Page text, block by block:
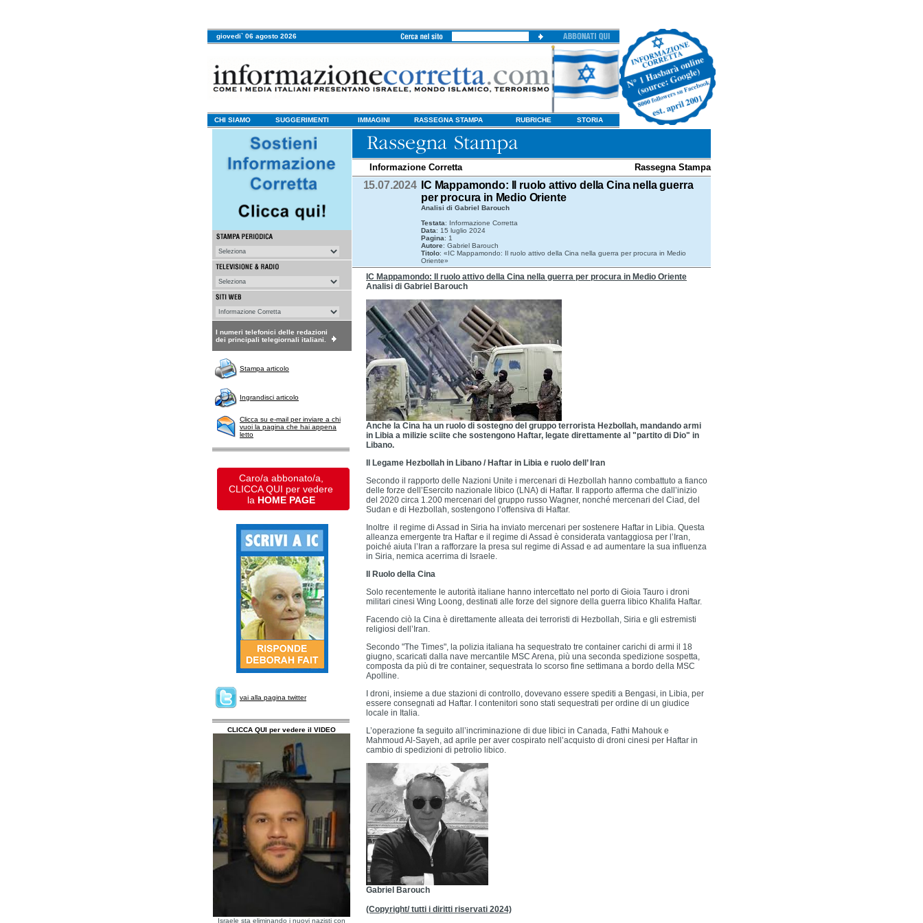
giovedi` 06 agosto 2026
CHI SIAMO SUGGERIMENTI IMMAGINI RASSEGNA STAMPA RUBRICHE STORIA
I numeri telefonici delle redazioni
dei principali telegiornali italiani.
Stampa articolo
Ingrandisci articolo
Clicca su e-mail per inviare a chi
vuoi la pagina che hai appena
letto
Caro/a abbonato/a,
CLICCA QUI per vedere
la HOME PAGE
vai alla pagina twitter
CLICCA QUI per vedere il VIDEO
Israele sta eliminando i nuovi nazisti con
Informazione Corretta Rassegna Stampa
15.07.2024 IC Mappamondo: Il ruolo attivo della Cina nella guerra
per procura in Medio Oriente
Analisi di Gabriel Barouch
Testata: Informazione Corretta
Data: 15 luglio 2024
Pagina: 1
Autore: Gabriel Barouch
Titolo: «IC Mappamondo: Il ruolo attivo della Cina nella guerra per procura in Medio
Oriente»
IC Mappamondo: Il ruolo attivo della Cina nella guerra per procura in Medio Oriente
Analisi di Gabriel Barouch
Anche la Cina ha un ruolo di sostegno del gruppo terrorista Hezbollah, mandando armi
in Libia a milizie sciite che sostengono Haftar, legate direttamente al "partito di Dio" in
Libano.
Il Legame Hezbollah in Libano / Haftar in Libia e ruolo dell’ Iran
Secondo il rapporto delle Nazioni Unite i mercenari di Hezbollah hanno combattuto a fianco
delle forze dell’Esercito nazionale libico (LNA) di Haftar. Il rapporto afferma che dall’inizio
del 2020 circa 1.200 mercenari del gruppo russo Wagner, nonché mercenari del Ciad, del
Sudan e di Hezbollah, sostengono l’offensiva di Haftar.
Inoltre il regime di Assad in Siria ha inviato mercenari per sostenere Haftar in Libia. Questa
alleanza emergente tra Haftar e il regime di Assad è considerata vantaggiosa per l’Iran,
poiché aiuta l’Iran a rafforzare la presa sul regime di Assad e ad aumentare la sua influenza
in Siria, nemica acerrima di Israele.
Il Ruolo della Cina
Solo recentemente le autorità italiane hanno intercettato nel porto di Gioia Tauro i droni
militari cinesi Wing Loong, destinati alle forze del signore della guerra libico Khalifa Haftar.
Facendo ciò la Cina è direttamente alleata dei terroristi di Hezbollah, Siria e gli estremisti
religiosi dell’Iran.
Secondo "The Times", la polizia italiana ha sequestrato tre container carichi di armi il 18
giugno, scaricati dalla nave mercantile MSC Arena, più una seconda spedizione sospetta,
composta da più di tre container, sequestrata lo scorso fine settimana a bordo della MSC
Apolline.
I droni, insieme a due stazioni di controllo, dovevano essere spediti a Bengasi, in Libia, per
essere consegnati ad Haftar. I contenitori sono stati sequestrati per ordine di un giudice
locale in Italia.
L’operazione fa seguito all’incriminazione di due libici in Canada, Fathi Mahouk e
Mahmoud Al-Sayeh, ad aprile per aver cospirato nell’acquisto di droni cinesi per Haftar in
cambio di spedizioni di petrolio libico.
Gabriel Barouch
(Copyright/ tutti i diritti riservati 2024)